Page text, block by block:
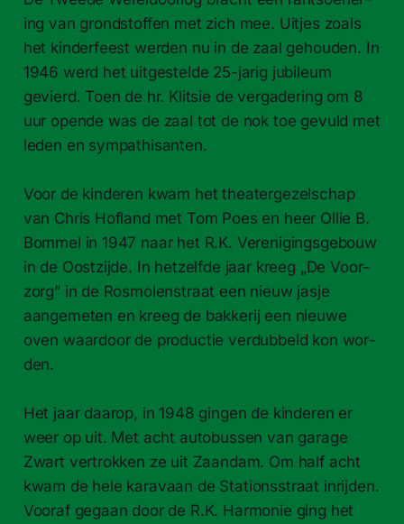
ing van grond­stof­fen met zich mee. Uit­jes zoals
het kinder­feest wer­den nu in de zaal gehouden. In
1946 werd het uit­gestelde 25-​jarig jubileum
gevierd. Toen de hr. Klit­sie de ver­gader­ing om 8
uur opende was de zaal tot de nok toe gevuld met
leden en sym­pa­thisan­ten.
Voor de kinderen kwam het the­atergezelschap
van Chris Hofland met Tom Poes en heer Ollie B.
Bom­mel in 1947 naar het R.K. Verenig­ings­ge­bouw
in de Oost­z­i­jde. In het­zelfde jaar kreeg „De Voor­
zorg” in de Ros­molen­straat een nieuw jasje
aangeme­ten en kreeg de bakkerij een nieuwe
oven waar­door de pro­duc­tie ver­dubbeld kon wor­
den.
Het jaar daarop, in 1948 gin­gen de kinderen er
weer op uit. Met acht auto­bussen van garage
Zwart vertrokken ze uit Zaan­dam. Om half acht
kwam de hele kar­avaan de Sta­tion­sstraat inri­j­den.
Vooraf gegaan door de R.K. Har­monie ging het